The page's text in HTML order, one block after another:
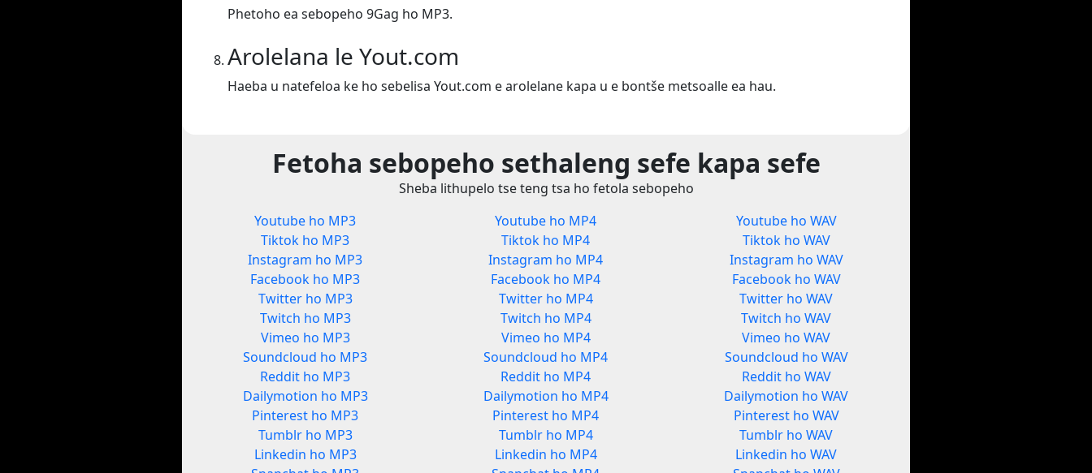
Phetoho ea sebopeho 9Gag ho MP3.
Arolelana le Yout.com
Haeba u natefeloa ke ho sebelisa Yout.com e arolelane kapa u e bontše metsoalle ea hau.
Fetoha sebopeho sethaleng sefe kapa sefe
Sheba lithupelo tse teng tsa ho fetola sebopeho
Youtube ho MP3
Tiktok ho MP3
Instagram ho MP3
Facebook ho MP3
Twitter ho MP3
Twitch ho MP3
Vimeo ho MP3
Soundcloud ho MP3
Reddit ho MP3
Dailymotion ho MP3
Pinterest ho MP3
Tumblr ho MP3
Linkedin ho MP3
Youtube ho MP4
Tiktok ho MP4
Instagram ho MP4
Facebook ho MP4
Twitter ho MP4
Twitch ho MP4
Vimeo ho MP4
Soundcloud ho MP4
Reddit ho MP4
Dailymotion ho MP4
Pinterest ho MP4
Tumblr ho MP4
Linkedin ho MP4
Youtube ho WAV
Tiktok ho WAV
Instagram ho WAV
Facebook ho WAV
Twitter ho WAV
Twitch ho WAV
Vimeo ho WAV
Soundcloud ho WAV
Reddit ho WAV
Dailymotion ho WAV
Pinterest ho WAV
Tumblr ho WAV
Linkedin ho WAV